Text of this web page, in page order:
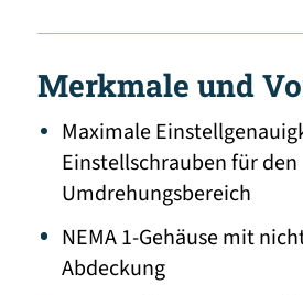
Merkmale und
Maximale
Einstellschrauben für den
Umdrehungsbereich
NEMA 1-Gehäuse mit
Abdeckung